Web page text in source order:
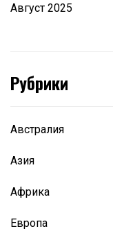
Август 2025
Рубрики
Австралия
Азия
Африка
Европа